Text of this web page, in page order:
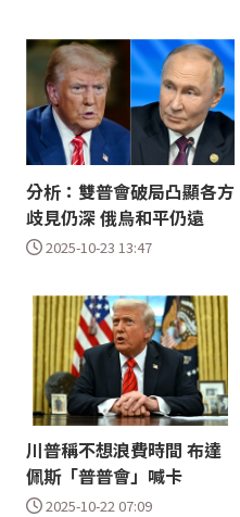
分析：雙普會破局凸顯各方
歧見仍深 俄烏和平仍遠
2025-10-23 13:47
川普稱不想浪費時間 布達
佩斯「普普會」喊卡
2025-10-22 07:09